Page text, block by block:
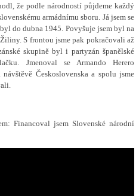
že podle národností půjdeme každý
armádnímu sboru. Já jsem se
do dubna 1945. Povyšuje jsem byl na
S frontou jsme pak pokračovali až
skupině byl i partyzán španělské
Jmenoval se Armando Herero
Československa a spolu jsme
Financoval jsem Slovenské národní